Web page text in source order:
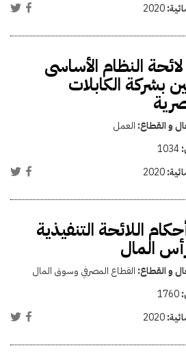
2020
النظام الأساسى
بشركة الكابلات
و القطاع: العمل
1034
2020
اللائحة التنفيذية
المال
و القطاع: القطاع المصرفي وسوق المال
1760
2020